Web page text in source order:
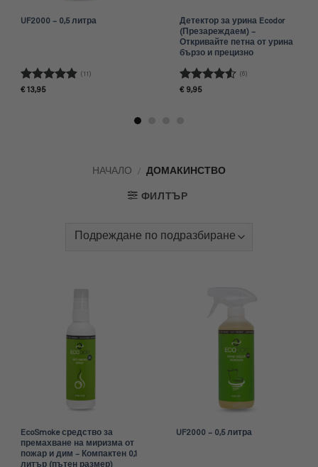
UF2000 – 0,5 литра
Оценено с
(11)
€13,95
Детектор за урина Ecodor
(Презареждаем) –
Откривайте петна от урина
бързо и прецизно
Оценено
(6)
€9,95
НАЧАЛО / ДОМАКИНСТВО
ФИЛТЪР
EcoSmoke средство за
премахване на миризма от
пожар и дим – Компактен 0,1
UF2000 – 0,5 литра